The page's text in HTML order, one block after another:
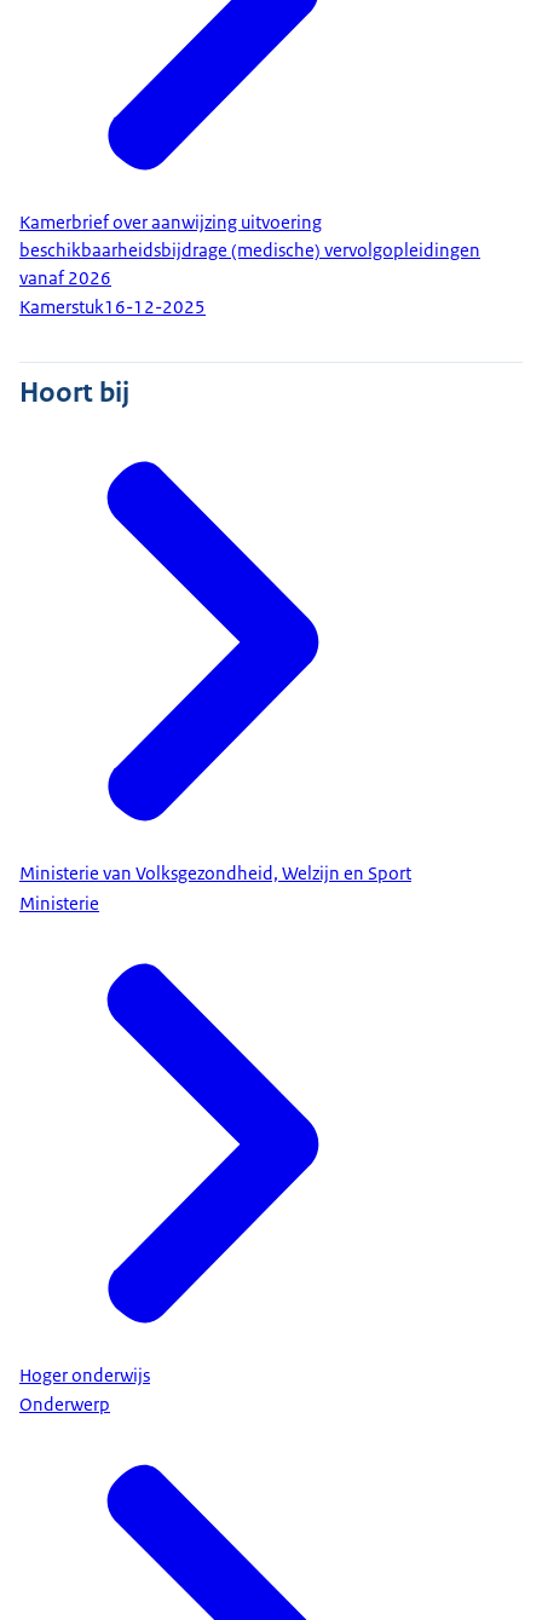
Kamerbrief over aanwijzing uitvoering
beschikbaarheidsbijdrage (medische) vervolgopleidingen
vanaf 2026
Kamerstuk16-12-2025
Hoort bij
Ministerie van Volksgezondheid, Welzijn en Sport
Ministerie
Hoger onderwijs
Onderwerp